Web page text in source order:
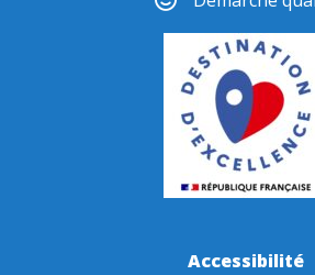
Accessibilité